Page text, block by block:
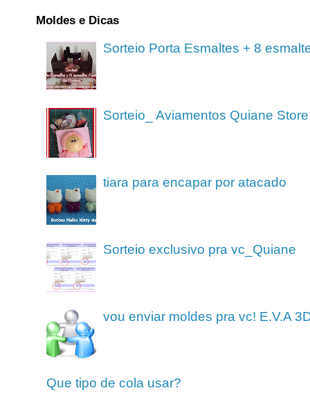
Moldes e Dicas
Sorteio Porta Esmaltes + 8
Sorteio_ Aviamentos Quiane Store
tiara para encapar por atacado
Sorteio exclusivo pra vc_Quiane
vou enviar moldes pra vc! E.V.A
Que tipo de cola usar?